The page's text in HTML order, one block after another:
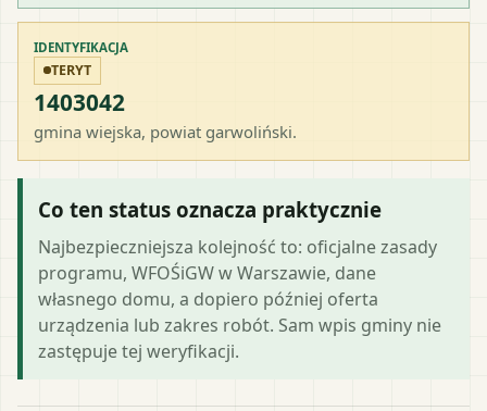
IDENTYFIKACJA
TERYT
1403042
gmina wiejska, powiat garwoliński.
Co ten status oznacza praktycznie
Najbezpieczniejsza kolejność to: oficjalne zasady
programu, WFOŚiGW w Warszawie, dane
własnego domu, a dopiero później oferta
urządzenia lub zakres robót. Sam wpis gminy nie
zastępuje tej weryfikacji.